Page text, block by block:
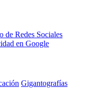
de Redes Sociales
en Google
Gigantografías